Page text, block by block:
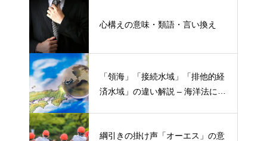
心構えの意味・類語・言い換え
「領海」「接続水域」「排他的経
済水域」の違い解説 – 海洋法にお
綱引きの掛け声「オーエス」の意